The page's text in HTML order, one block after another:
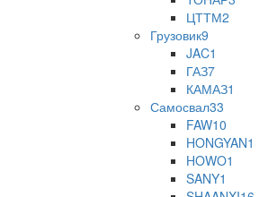
ЦТТМ2
Грузовик9
JAC1
ГАЗ7
КАМАЗ1
Самосвал33
FAW10
HONGYAN1
HOWO1
SANY1